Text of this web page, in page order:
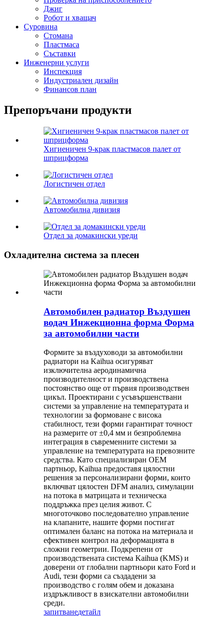
Джиг
Робот и хващач
Суровина
Стомана
Пластмаса
Съставки
Инженерни услуги
Инспекция
Индустриален дизайн
Финансов план
Препоръчани продукти
Хигиеничен 9-крак пластмасов палет от
шприцформа
Логистичен отдел
Автомобилна дивизия
Отдел за домакински уреди
Охладителна система за плесен
Автомобилен радиатор Въздушен
водач Инжекционна форма Форма
за автомобилни части
Формите за въздуховоди за автомобилни
радиатори на Kaihua осигуряват
изключителна аеродинамична
производителност и производствена
постоянство още от първия производствен
цикъл. Проектирани с усъвършенствани
системи за управление на температурата и
технологии за формоване с висока
стабилност, тези форми гарантират точност
на размерите от ±0,4 мм и безпроблемна
интеграция в съвременните системи за
управление на температурата на превозните
средства. Като специализиран OEM
партньор, Kaihua предоставя цялостни
решения за персонализирани форми, които
включват цялостен DFM анализ, симулации
на потока в матрицата и техническа
поддръжка през целия живот. С
многоточково последователно управление
на клапаните, нашите форми постигат
оптимален баланс на потока на материала и
ефективен контрол на деформацията в
сложни геометрии. Подкрепени от
производствената система Kaihua (KMS) и
доверени от глобални партньори като Ford и
Audi, тези форми са създадени за
производство с голям обем и доказана
издръжливост в взискателни автомобилни
среди.
запитванедетайл